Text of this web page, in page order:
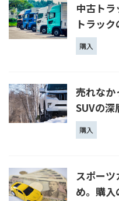
中古ト
トラッ
購入
売れなか
SUVの深
購入
スポー
め。購